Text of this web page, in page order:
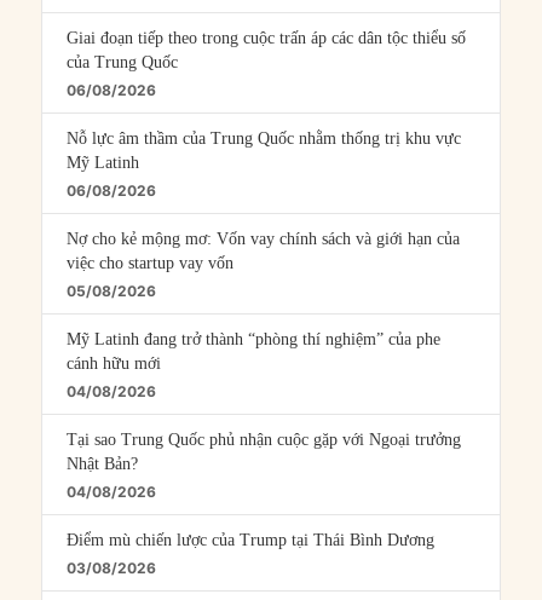
Giai đoạn tiếp theo trong cuộc trấn áp các dân tộc thiểu số
của Trung Quốc
06/08/2026
Nỗ lực âm thầm của Trung Quốc nhằm thống trị khu vực
Mỹ Latinh
06/08/2026
Nợ cho kẻ mộng mơ: Vốn vay chính sách và giới hạn của
việc cho startup vay vốn
05/08/2026
Mỹ Latinh đang trở thành “phòng thí nghiệm” của phe
cánh hữu mới
04/08/2026
Tại sao Trung Quốc phủ nhận cuộc gặp với Ngoại trưởng
Nhật Bản?
04/08/2026
Điểm mù chiến lược của Trump tại Thái Bình Dương
03/08/2026